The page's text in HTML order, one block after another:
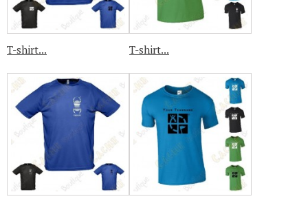
T-shirt... T-shirt...